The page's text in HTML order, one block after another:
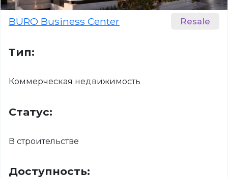
BÜRO Business Center
Тип:
Коммерческая недвижимость
Статус:
В строительстве
Доступность: